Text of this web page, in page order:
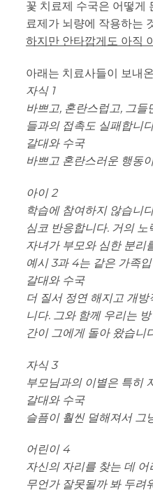
꽃 치료제 수국은 어떻게
료제가 뇌량에 작용하는
하지만 안타깝게도 아직
아래는 치료사들이 보내
자식 1
바쁘고, 혼란스럽고, 그
들과의 접촉도 실패합니
갈대와 수국
바쁘고 혼란스러운 행동
아이 2
학습에 참여하지 않습니
심코 반응합니다. 거의
자녀가 부모와 심한 분리
예시 3과 4는 같은 가족
갈대와 수국
더 질서 정연 해지고 개
니다. 그와 함께 우리는
간이 그에게 돌아 왔습니
자식 3
부모님과의 이별은 특히
갈대와 수국
슬픔이 훨씬 덜해져서 그
어린이 4
자신의 자리를 찾는 데
무언가 잘못될까 봐 두려